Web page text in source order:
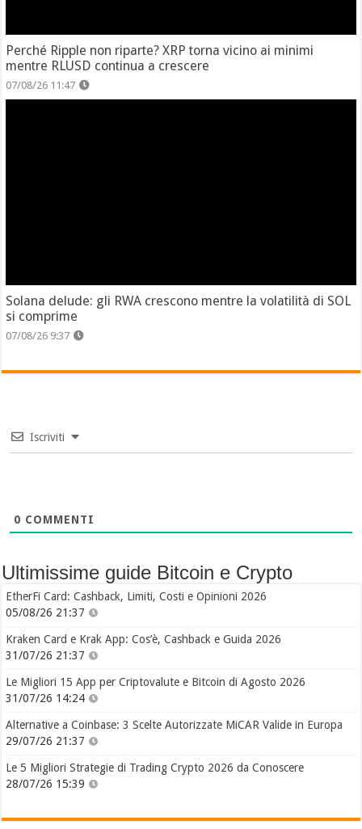
Perché Ripple non riparte? XRP torna vicino ai minimi
mentre RLUSD continua a crescere
07/08/26 11:47
Solana delude: gli RWA crescono mentre la volatilità di SOL
si comprime
07/08/26 9:37
Iscriviti
0 COMMENTI
Ultimissime guide Bitcoin e Crypto
EtherFi Card: Cashback, Limiti, Costi e Opinioni 2026
05/08/26 21:37
Kraken Card e Krak App: Cos’è, Cashback e Guida 2026
31/07/26 21:37
Le Migliori 15 App per Criptovalute e Bitcoin di Agosto 2026
31/07/26 14:24
Alternative a Coinbase: 3 Scelte Autorizzate MiCAR Valide in Europa
29/07/26 21:37
Le 5 Migliori Strategie di Trading Crypto 2026 da Conoscere
28/07/26 15:39